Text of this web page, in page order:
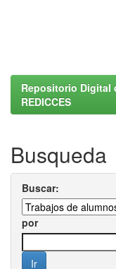
Repositorio Digital
REDICCES
Busqueda
Buscar:
por